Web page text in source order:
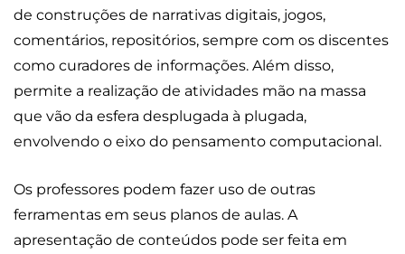
de construções de narrativas digitais, jogos,
comentários, repositórios, sempre com os discentes
como curadores de informações. Além disso,
permite a realização de atividades mão na massa
que vão da esfera desplugada à plugada,
envolvendo o eixo do pensamento computacional.
Os professores podem fazer uso de outras
ferramentas em seus planos de aulas. A
apresentação de conteúdos pode ser feita em